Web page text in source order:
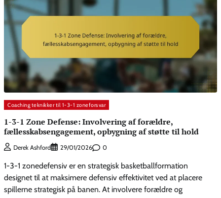
Coaching teknikker til 1-3-1 zoneforsvar
1-3-1 Zone Defense: Involvering af forældre,
fællesskabsengagement, opbygning af støtte til hold
Derek Ashford 29/01/2026 0
1-3-1 zonedefensiv er en strategisk basketballformation
designet til at maksimere defensiv effektivitet ved at placere
spillerne strategisk på banen. At involvere forældre og